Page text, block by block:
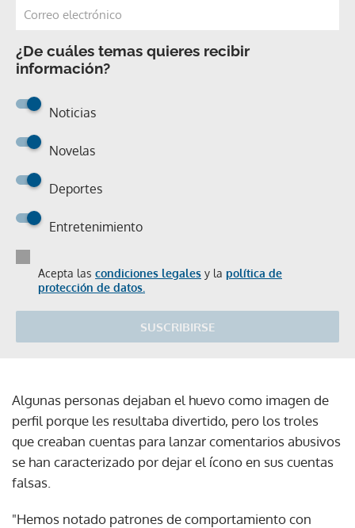
¿De cuáles temas quieres recibir
información?
Noticias
Novelas
Deportes
Entretenimiento
Acepta las condiciones legales y la política de
protección de datos.
SUSCRIBIRSE
Algunas personas dejaban el huevo como imagen de
perfil porque les resultaba divertido, pero los troles
que creaban cuentas para lanzar comentarios abusivos
se han caracterizado por dejar el ícono en sus cuentas
falsas.
"Hemos notado patrones de comportamiento con